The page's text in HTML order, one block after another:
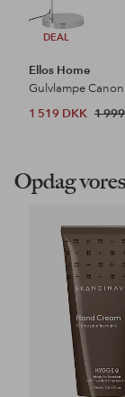
DEAL
Ellos Home
Gulvlampe Canon
1 519 DKK 1
Opdag